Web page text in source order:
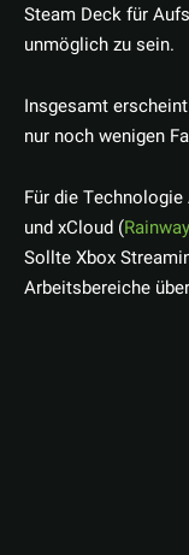
Steam Deck für
unmöglich zu sein.
Insgesamt
nur noch wenigen
Für die
und xCloud (Rainway
Sollte Xbox
Arbeitsbereiche